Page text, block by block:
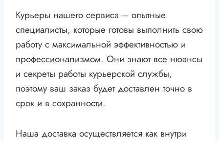
Курьеры нашего сервиса – опытные
специалисты, которые готовы выполнить свою
работу с максимальной эффективностью и
профессионализмом. Они знают все нюансы
и секреты работы курьерской службы,
поэтому ваш заказ будет доставлен точно в
срок и в сохранности.
Наша доставка осуществляется как внутри